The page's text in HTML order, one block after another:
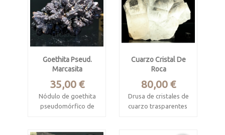
Goethita Pseud.
Marcasita
Precio
35,00 €
Nódulo de goethita
pseudomórfico de
Cuarzo Cristal De
Roca
Precio
80,00 €
Drusa de cristales de
cuarzo trasparentes